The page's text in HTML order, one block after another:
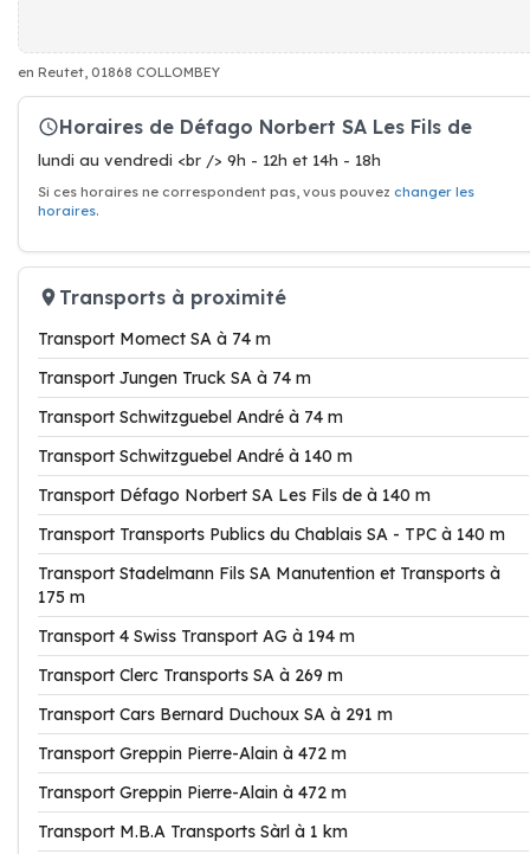
en Reutet, 01868 COLLOMBEY
Horaires de Défago Norbert SA Les Fils de
lundi au vendredi <br /> 9h - 12h et 14h - 18h
Si ces horaires ne correspondent pas, vous pouvez changer les
horaires.
Transports à proximité
Transport Momect SA à 74 m
Transport Jungen Truck SA à 74 m
Transport Schwitzguebel André à 74 m
Transport Schwitzguebel André à 140 m
Transport Défago Norbert SA Les Fils de à 140 m
Transport Transports Publics du Chablais SA - TPC à 140 m
Transport Stadelmann Fils SA Manutention et Transports à
175 m
Transport 4 Swiss Transport AG à 194 m
Transport Clerc Transports SA à 269 m
Transport Cars Bernard Duchoux SA à 291 m
Transport Greppin Pierre-Alain à 472 m
Transport Greppin Pierre-Alain à 472 m
Transport M.B.A Transports Sàrl à 1 km